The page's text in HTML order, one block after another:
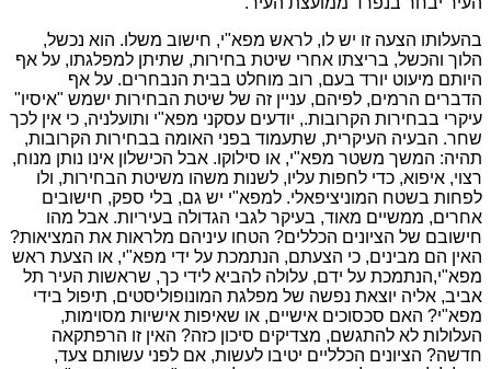
בהעלותו הצעה זו יש לו, לראש מפא"י, חישוב משלו. הוא נכשל,
הלוך והכשל, בריצתו אחרי שיטת בחירות, שתיתן למפלגתו, על אף
היותם מיעוט יורד בעם, רוב מוחלט בבית הנבחרים. על אף
הדברים הרמים, לפיהם, עניין זה של שיטת הבחירות ישמש "איסיו"
עיקרי בבחירות הקרובות., יודעים עסקני מפא"י ותועלניה, כי אין לכך
שחר. הבעיה העיקרית, שתעמוד בפני האומה בבחירות הקרובות,
תהיה: המשך משטר מפא"י, או סילוקו. אבל הכישלון אינו נותן מנוח,
רצוי, איפוא, כדי לחפות עליו, לשנות משהו משיטת הבחירות, ולו
לפחות בשטח המוניציפאלי. למפא"י יש גם, בלי ספק, חישובים
אחרים, ממשיים מאוד, בעיקר לגבי הגדולה בעיריות. אבל מהו
חישובם של הציונים הכללים? הטחו עיניהם מלראות את המציאות?
האין הם מבינים, כי הצעתם, הנתמכת על ידי מפא"י, או הצעת ראש
מפא"י,הנתמכת על ידם, עלולה להביא לידי כך, שראשות העיר תל
אביב, אליה יוצאת נפשה של מפלגת המונופוליסטים, תיפול בידי
מפא"י? האם סכסוכים אישיים, או שאיפות אישיות מסוימות,
העלולות לא להתגשם, מצדיקים סיכון כזה? האין זו הרפתקאה
חדשה? הציונים הכלליים יטיבו לעשות, אם לפני עשותם צעד,